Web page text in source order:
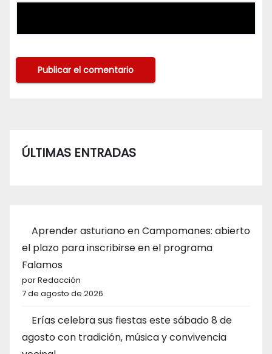
ÚLTIMAS ENTRADAS
Aprender asturiano en Campomanes: abierto
el plazo para inscribirse en el programa
Falamos
por Redacción
7 de agosto de 2026
Erías celebra sus fiestas este sábado 8 de
agosto con tradición, música y convivencia